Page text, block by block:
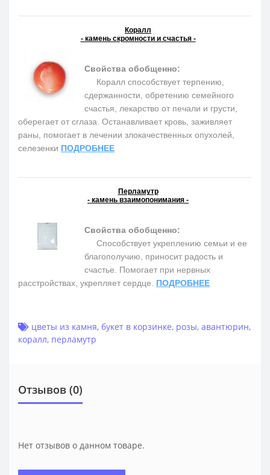
Коралл
- камень скромности и счастья -
Свойства обобщенно:
Коралл способствует терпению,
сдержанности, обретению семейного
счастья, лекарство от печали и грусти,
оберегает от сглаза. Останавливает кровь, заживляет
раны, помогает в лечении злокачественных опухолей,
селезенки ПОДРОБНЕЕ
Перламутр
- камень взаимопонимания -
Свойства обобщенно:
Способствует укреплению семьи и ее
благополучию, приносит радость и
счастье. Помогает при нервных
расстройствах, укрепляет сердце. ПОДРОБНЕЕ
цветы из камня, букет в корзинке, розы, авантюрин,
коралл, перламутр
Отзывов (0)
Нет отзывов о данном товаре.